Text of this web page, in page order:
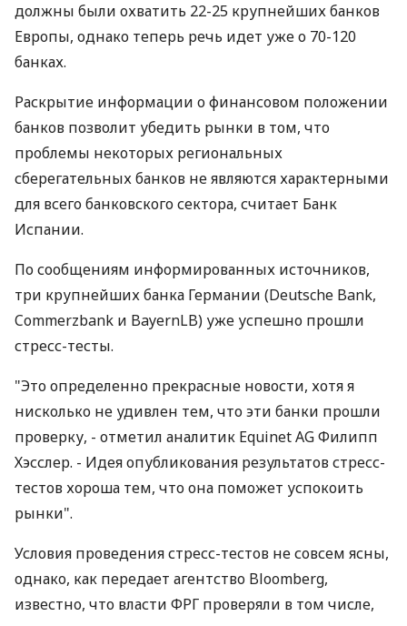
должны были охватить 22-25 крупнейших банков
Европы, однако теперь речь идет уже о 70-120
банках.
Раскрытие информации о финансовом положении
банков позволит убедить рынки в том, что
проблемы некоторых региональных
сберегательных банков не являются характерными
для всего банковского сектора, считает Банк
Испании.
По сообщениям информированных источников,
три крупнейших банка Германии (Deutsche Bank,
Commerzbank и BayernLB) уже успешно прошли
стресс-тесты.
"Это определенно прекрасные новости, хотя я
нисколько не удивлен тем, что эти банки прошли
проверку, - отметил аналитик Equinet AG Филипп
Хэсслер. - Идея опубликования результатов стресс-
тестов хороша тем, что она поможет успокоить
рынки".
Условия проведения стресс-тестов не совсем ясны,
однако, как передает агентство Bloomberg,
известно, что власти ФРГ проверяли в том числе,